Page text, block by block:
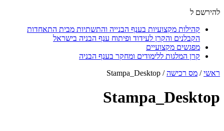
להירשם ל
קהילות מקצועיות בענף הבנייה והתשתיות מבית התאחדות
הקבלנים והקרן לעידוד ופיתוח ענף הבניה בישראל
מפגשים מקצועיים
קרן המלגות ללימודים ומחקר בענף הבניה
ראשי/ מס רכישה/
Stampa_Desktop
Stampa_Desktop